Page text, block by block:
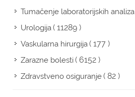
Tumačenje laboratorijskih analiza
Urologija( 11289 )
Vaskularna hirurgija( 177 )
Zarazne bolesti( 6152 )
Zdravstveno osiguranje( 82 )